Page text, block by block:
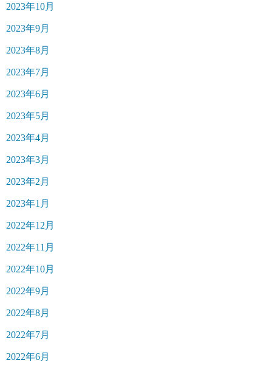
2023年10月
2023年9月
2023年8月
2023年7月
2023年6月
2023年5月
2023年4月
2023年3月
2023年2月
2023年1月
2022年12月
2022年11月
2022年10月
2022年9月
2022年8月
2022年7月
2022年6月